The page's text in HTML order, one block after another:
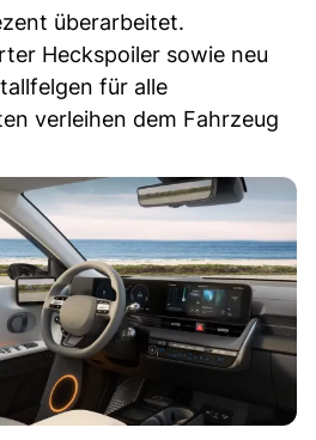
überarbeitet.
Heckspoiler sowie neu
für alle
verleihen dem Fahrzeug